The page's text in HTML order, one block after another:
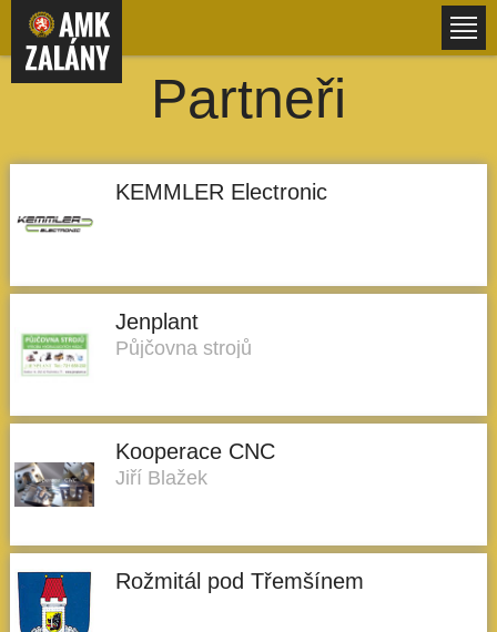
Partneři
KEMMLER Electronic
Jenplant
Půjčovna strojů
Kooperace CNC
Jiří Blažek
Rožmitál pod Třemšínem